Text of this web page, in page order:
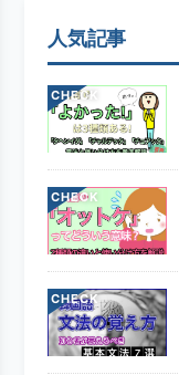
人気記事
CHECK
CHECK
CHECK